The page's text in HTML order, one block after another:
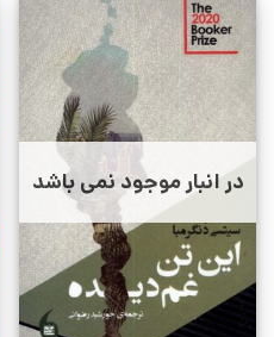
در انبار موجود نمی باشد